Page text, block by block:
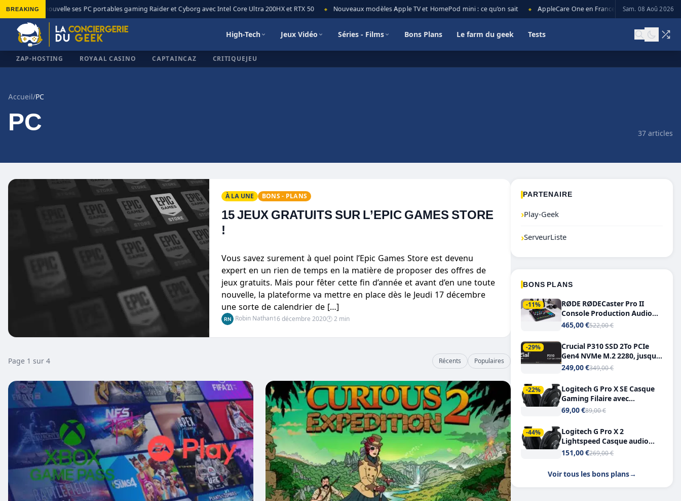
BREAKING
◆ MSI renouvelle ses PC portables gaming Raider et Cyborg avec Intel Core Ultra 200HX et RTX 50 ◆ Nouveaux modèles Apple TV et HomePod mini : ce qu’on sait ◆ AppleCare One en France : prix, couverture et
Sam. 08 Aoû 2026
High-Tech Jeux Vidéo Séries - Films Bons Plans Le farm du geek Tests
ZAP-HOSTING ROYAAL CASINO CAPTAINCAZ CRITIQUEJEU
Accueil/PC
PC 37 articles
À LA UNE BONS - PLANS
15 JEUX GRATUITS SUR L’EPIC GAMES STORE
!
Vous savez surement à quel point l’Epic Games Store est devenu
expert en un rien de temps en la matière de proposer des offres de
jeux gratuits. Mais pour fêter cette fin d’année et avant d’en une toute
nouvelle, la plateforme va mettre en place dès le Jeudi 17 décembre
une sorte de calendrier de […]
Robin Nathan16 décembre 2020🕐 2 min
Page 1 sur 4 Récents Populaires
PARTENAIRE
›Play-Geek
›ServeurListe
BONS PLANS
-11%
RØDE RØDECaster Pro II
Console Production Audio
Tout-en-Un, Bluetooth et
465,00 €522,00 €
-29%
Crucial P310 SSD 2To PCIe
Gen4 NVMe M.2 2280, jusqu’à
7.100 Mo/s
249,00 €349,00 €
-22%
Logitech G Pro X SE Casque
Gaming Filaire avec
Microphone Micro
7.1
69,00 €89,00 €
-44%
Logitech G Pro X 2
Lightspeed Casque audio
bluetooth
151,00 €269,00 €
Voir tous les bons plans→